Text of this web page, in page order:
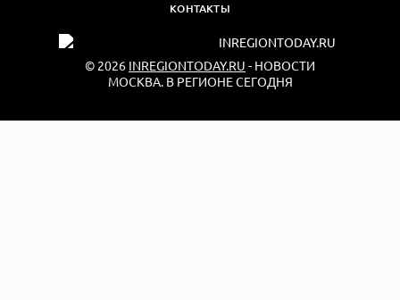
КОНТАКТЫ
© 2026 INREGIONTODAY.RU - НОВОСТИ
МОСКВА. В РЕГИОНЕ СЕГОДНЯ